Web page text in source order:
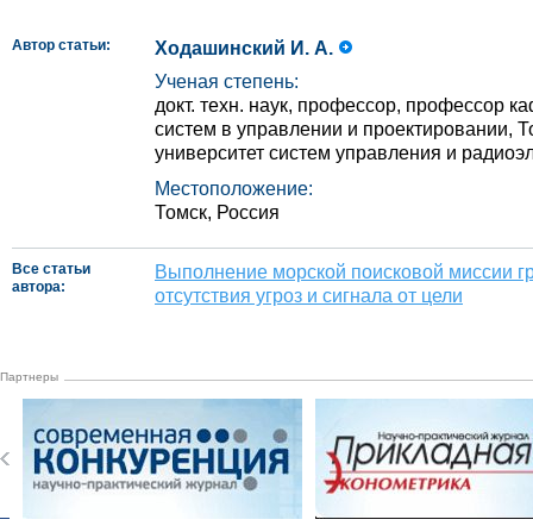
Автор статьи:
Ходашинский И. А.
Ученая степень:
докт. техн. наук, профессор, профессор
систем в управлении и проектировании,
университет систем управления и
Местоположение:
Томск, Россия
Все статьи
автора:
Выполнение морской поисковой миссии
отсутствия угроз и сигнала от цели
Партнеры